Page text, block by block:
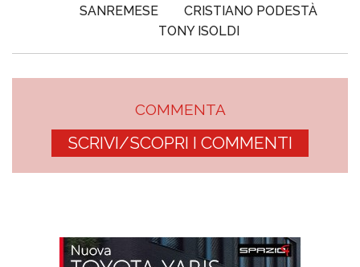
SANREMESE
CRISTIANO PODESTÀ
TONY ISOLDI
COMMENTA
SCRIVI/SCOPRI I COMMENTI